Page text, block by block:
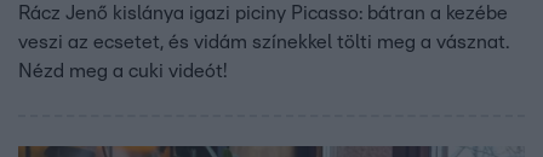
Rácz Jenő kislánya igazi piciny Picasso: bátran a kezébe
veszi az ecsetet, és vidám színekkel tölti meg a vásznat.
Nézd meg a cuki videót!